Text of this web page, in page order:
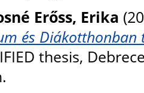
Erőss, Erika
és
thesis,